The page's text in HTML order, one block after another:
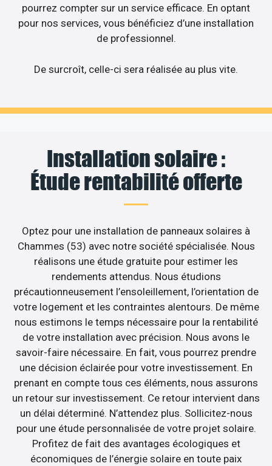
pourrez compter sur un service efficace. En optant
pour nos services, vous bénéficiez d’une installation
de professionnel.
De surcroît, celle-ci sera réalisée au plus vite.
Installation solaire :
Étude rentabilité offerte
Optez pour une installation de panneaux solaires à
Chammes (53) avec notre société spécialisée. Nous
réalisons une étude gratuite pour estimer les
rendements attendus. Nous étudions
précautionneusement l’ensoleillement, l’orientation de
votre logement et les contraintes alentours. De même
nous estimons le temps nécessaire pour la rentabilité
de votre installation avec précision. Nous avons le
savoir-faire nécessaire. En fait, vous pourrez prendre
une décision éclairée pour votre investissement. En
prenant en compte tous ces éléments, nous assurons
un retour sur investissement. Ce retour intervient dans
un délai déterminé. N’attendez plus. Sollicitez-nous
pour une étude personnalisée de votre projet solaire.
Profitez de fait des avantages écologiques et
économiques de l’énergie solaire en toute paix